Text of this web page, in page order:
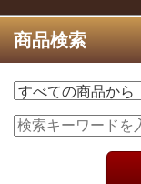
商品検索